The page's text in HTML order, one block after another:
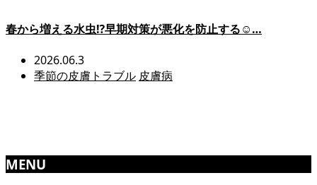
春から増える水虫⁉️早期対策が悪化を防止する☺…
2026.06.3
季節の皮膚トラブル 皮膚病
MENU